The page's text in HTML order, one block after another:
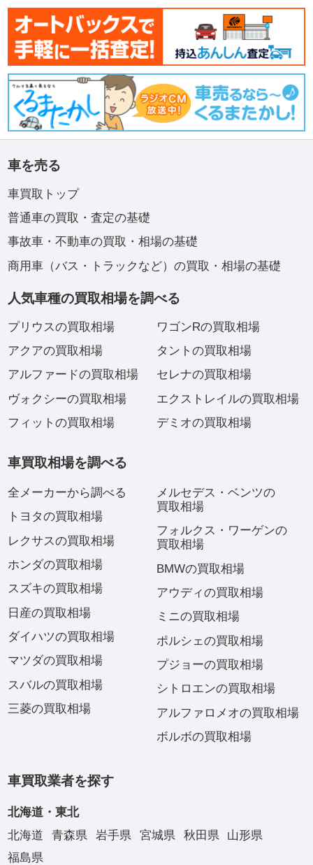
車を売る
車買取トップ
普通車の買取・査定の基礎
事故車・不動車の買取・相場の基礎
商用車（バス・トラックなど）の買取・相場の基礎
人気車種の買取相場を調べる
プリウスの買取相場
アクアの買取相場
アルファードの買取相場
ヴォクシーの買取相場
フィットの買取相場
ワゴンRの買取相場
タントの買取相場
セレナの買取相場
エクストレイルの買取相場
デミオの買取相場
車買取相場を調べる
全メーカーから調べる
トヨタの買取相場
レクサスの買取相場
ホンダの買取相場
スズキの買取相場
日産の買取相場
ダイハツの買取相場
マツダの買取相場
スバルの買取相場
三菱の買取相場
メルセデス・ベンツの
買取相場
フォルクス・ワーゲンの
買取相場
BMWの買取相場
アウディの買取相場
ミニの買取相場
ポルシェの買取相場
プジョーの買取相場
シトロエンの買取相場
アルファロメオの買取相場
ボルボの買取相場
車買取業者を探す
北海道・東北
北海道
青森県 岩手県 宮城県 秋田県
山形県
福島県